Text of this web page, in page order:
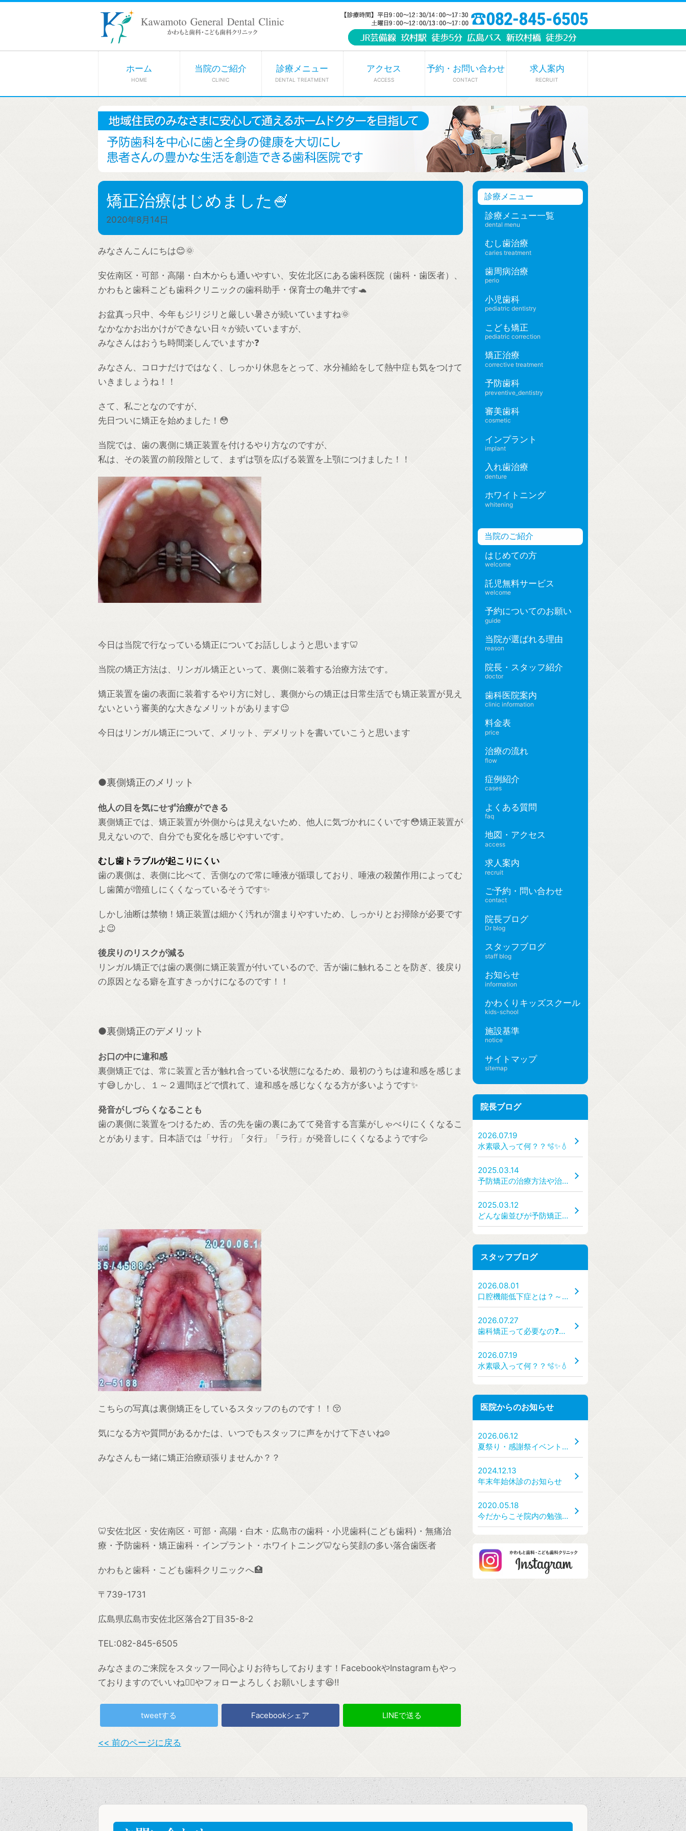
ホーム
HOME
当院のご紹介
CLINIC
診療メニュー
DENTAL TREATMENT
アクセス
ACCESS
予約・お問い合わせ
CONTACT
求人案内
RECRUIT
矯正治療はじめました🍧
2020年8月14日
みなさんこんにちは😊🌞
安佐南区・可部・高陽・白木からも通いやすい、安佐北区にある歯科医院（歯科・歯医者）、
かわもと歯科こども歯科クリニックの歯科助手・保育士の亀井です🐢
お盆真っ只中、今年もジリジリと厳しい暑さが続いていますね🌞
なかなかお出かけができない日々が続いていますが、
みなさんはおうち時間楽しんでいますか❓
みなさん、コロナだけではなく、しっかり休息をとって、水分補給をして熱中症も気をつけて
いきましょうね！！
さて、私ごとなのですが、
先日ついに矯正を始めました！😳
当院では、歯の裏側に矯正装置を付けるやり方なのですが、
私は、その装置の前段階として、まずは顎を広げる装置を上顎につけました！！
今日は当院で行なっている矯正についてお話ししようと思います🦷
当院の矯正方法は、リンガル矯正といって、裏側に装着する治療方法です。
矯正装置を歯の表面に装着するやり方に対し、裏側からの矯正は日常生活でも矯正装置が見え
ないという審美的な大きなメリットがあります😉
今日はリンガル矯正について、メリット、デメリットを書いていこうと思います
●裏側矯正のメリット
他人の目を気にせず治療ができる
裏側矯正では、矯正装置が外側からは見えないため、他人に気づかれにくいです😳矯正装置が
見えないので、自分でも変化を感じやすいです。
むし歯トラブルが起こりにくい
歯の裏側は、表側に比べて、舌側なので常に唾液が循環しており、唾液の殺菌作用によってむ
し歯菌が増殖しにくくなっているそうです✨
しかし油断は禁物！矯正装置は細かく汚れが溜まりやすいため、しっかりとお掃除が必要です
よ😉
後戻りのリスクが減る
リンガル矯正では歯の裏側に矯正装置が付いているので、舌が歯に触れることを防ぎ、後戻り
の原因となる癖を直すきっかけになるのです！！
●裏側矯正のデメリット
お口の中に違和感
裏側矯正では、常に装置と舌が触れ合っている状態になるため、最初のうちは違和感を感じま
す😅しかし、１～２週間ほどで慣れて、違和感を感じなくなる方が多いようです✨
発音がしづらくなることも
歯の裏側に装置をつけるため、舌の先を歯の裏にあてて発音する言葉がしゃべりにくくなるこ
とがあります。日本語では「サ行」「タ行」「ラ行」が発音しにくくなるようです💦
こちらの写真は裏側矯正をしているスタッフのものです！！😚
気になる方や質問があるかたは、いつでもスタッフに声をかけて下さいね☺️
みなさんも一緒に矯正治療頑張りませんか？？
🦷安佐北区・安佐南区・可部・高陽・白木・広島市の歯科・小児歯科(こども歯科)・無痛治
療・予防歯科・矯正歯科・インプラント・ホワイトニング🦷なら笑顔の多い落合歯医者
かわもと歯科・こども歯科クリニックへ🏥
〒739-1731
広島県広島市安佐北区落合2丁目35-8-2
TEL:082-845-6505
みなさまのご来院をスタッフ一同心よりお待ちしております！FacebookやInstagramもやっ
ておりますのでいいね👍🏼やフォローよろしくお願いします😆‼
tweetする Facebookシェア LINEで送る
<< 前のページに戻る
診療メニュー
診療メニュー一覧
dental menu
むし歯治療
caries treatment
歯周病治療
perio
小児歯科
pediatric dentistry
こども矯正
pediatric correction
矯正治療
corrective treatment
予防歯科
preventive_dentistry
審美歯科
cosmetic
インプラント
implant
入れ歯治療
denture
ホワイトニング
whitening
当院のご紹介
はじめての方
welcome
託児無料サービス
welcome
予約についてのお願い
guide
当院が選ばれる理由
reason
院長・スタッフ紹介
doctor
歯科医院案内
clinic information
料金表
price
治療の流れ
flow
症例紹介
cases
よくある質問
faq
地図・アクセス
access
求人案内
recruit
ご予約・問い合わせ
contact
院長ブログ
Dr blog
スタッフブログ
staff blog
お知らせ
information
かわくりキッズスクール
kids-school
施設基準
notice
サイトマップ
sitemap
院長ブログ
2026.07.19
水素吸入って何？？🫧✨💧
2025.03.14
予防矯正の治療方法や治療の手順・流れはどうなっているのか？ どんな装置を使うのか？
2025.03.12
どんな歯並びが予防矯正の対象になるのか？ → 出っ歯・受け口・ガタガタ・すきっ歯など、どんな状態なら受診すべき？
スタッフブログ
2026.08.01
口腔機能低下症とは？～「食べる・話す・飲み込む」力を守るために～
2026.07.27
歯科矯正って必要なの❓🦷✨
2026.07.19
水素吸入って何？？🫧✨💧
医院からのお知らせ
2026.06.12
夏祭り・感謝祭イベント開催のお知らせ【7/25(土)、7/26(日)】
2024.12.13
年末年始休診のお知らせ
2020.05.18
今だからこそ院内の勉強会を！